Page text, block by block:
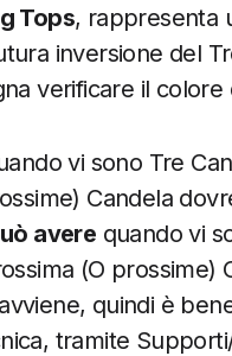
Tops, rappresenta
inversione del
verificare il
vi sono Tre
Candela
avere quando vi
(O
quindi è
tramite